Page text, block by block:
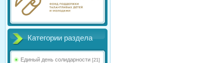
Категории раздела
Единый день солидарности [21]